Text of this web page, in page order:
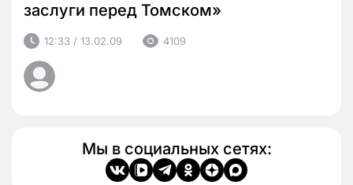
заслуги перед Томском»
12:33 / 13.02.09 4109
Мы в социальных сетях: